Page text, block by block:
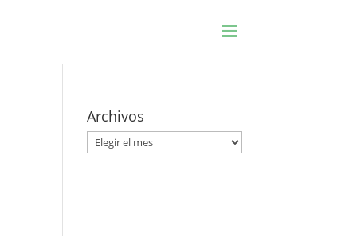
Archivos
Archivos